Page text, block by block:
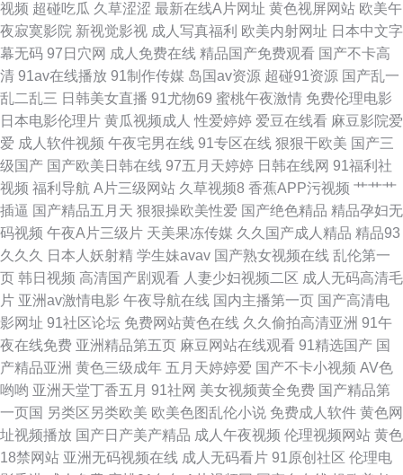
91视频网站链接 传媒视频在线 久草福利导航 91午夜黄色影院 黄色美女视频
91次元官网首页 狠狠曰天天干 天堂女优久久 91色免费看 成人电彯三级 激情
文学网伊人 日韩无遮挡免费看 国产91蜜臀人妻 五月亭av 91色淫网 精品中
文在线 日本电影一级黄 亚洲狼人 97情趣 国产精品爽爽歪歪 欧美亚洲日韩成
人 69人人 美女黄ww 伪娘av
视频 超碰吃瓜 久草涩涩 最新在线A片网址 黄色视屏网站 欧美午
夜寂寞影院 新视觉影视 成人写真福利 欧美内射网址 日本中文字
幕无码 97日穴网 成人免费在线 精品国产免费观看 国产不卡高
清 91av在线播放 91制作传媒 岛国av资源 超碰91资源 国产乱一
乱二乱三 日韩美女直播 91尤物69 蜜桃午夜激情 免费伦理电影
日本电影伦理片 黄瓜视频成人 性爱婷婷 爱豆在线看 麻豆影院爱
爱 成人软件视频 午夜宅男在线 91专区在线 狠狠干欧美 国产三
级国产 国产欧美日韩在线 97五月天婷婷 日韩在线网 91福利社
视频 福利导航 A片三级网站 久草视频8 香蕉APP污视频 艹艹艹
插逼 国产精品五月天 狠狠操欧美性爱 国产绝色精品 精品孕妇无
码视频 午夜A片三级片 天美果冻传媒 久久国产成人精品 精品93
久久久
日本人妖射精 学生妹avav 国产熟女视频在线 乱伦第一
页 韩日视频 高清国产剧观看 人妻少妇视频二区 成人无码高清毛
片 亚洲av激情电影 午夜导航在线 国内主播第一页 国产高清电
影网址 91社区论坛 免费网站黄色在线 久久偷拍高清亚洲 91午
夜在线免费 亚洲精品第五页 麻豆网站在线观看 91精选国产 国
产精品亚洲 黄色三级成年 五月天婷婷爱 国产不卡小视频 AV色
哟哟 亚洲天堂丁香五月 91社网 美女视频黄全免费 国产精品第
一页国 另类区另类欧美 欧美色图乱伦小说 免费成人软件 黄色网
址视频播放 国产日产美产精品 成人午夜视频 伦理视频网站 黄色
18禁网站 亚洲无码视频在线 成人无码看片 91原创社区 伦理电